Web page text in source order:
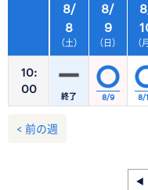
10:
00
8/
8
（土）
8/
9
（日） （
終了 8/9 8/
< 前の週